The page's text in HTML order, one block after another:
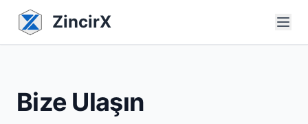
ZincirX
Bize Ulaşın